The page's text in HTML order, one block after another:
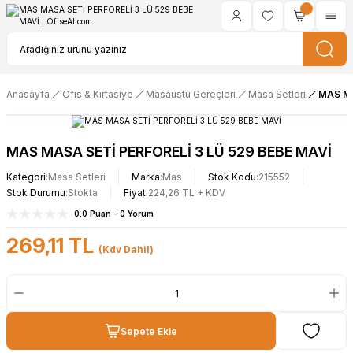
Anasayfa Ofis & Kırtasiye Masaüstü Gereçleri Masa Setleri MAS
MAS MASA SETİ PERFORELİ 3 LÜ 529 BEBE MAVİ
Kategori Masa Setleri Marka Mas Stok Kodu 215552
Stok Durumu Stokta Fiyat 224,26 TL + KDV
0.0 Puan - 0 Yorum
269,11 TL (Kdv Dahil)
Sepete Ekle